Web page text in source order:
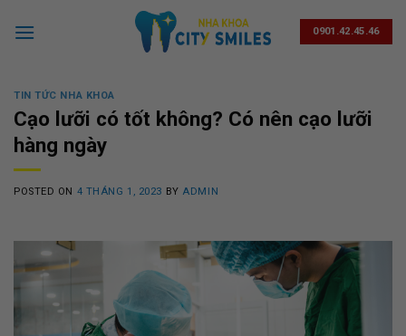
0901.42.45.46
TIN TỨC NHA KHOA
Cạo lưỡi có tốt không? Có nên cạo lưỡi
hàng ngày
POSTED ON 4 THÁNG 1, 2023 BY ADMIN